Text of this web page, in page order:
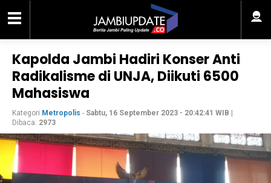
Kapolda Jambi Hadiri Konser Anti
Radikalisme di UNJA, Diikuti 6500
Mahasiswa
Kategori Metropolis - Sabtu, 16 September 2023 - 20:42:41 WIB
Dibaca: 2973